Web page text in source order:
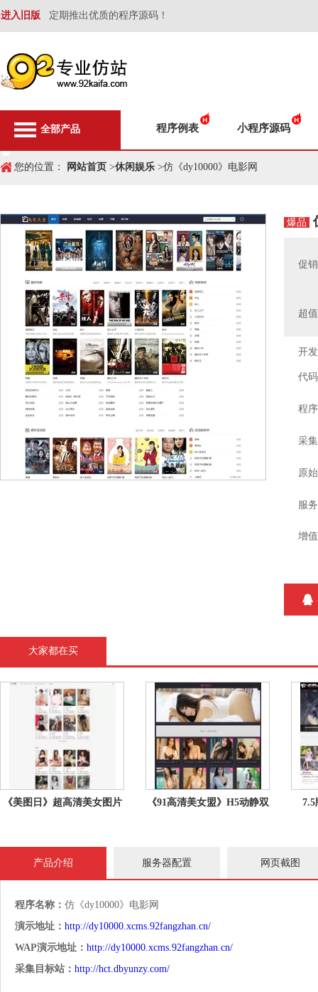
进入旧版 定期推出优质的程序源码！
全部产品 程序例表 小程序源码
您的位置： 网站首页 >休闲娱乐 >仿《dy10000》电影网
爆品
促
超
开
代
程
采
原
服
增
大家都在买
《美图日》超高清美女图片
《91高清美女盟》H5动静双
7.5
产品介绍 服务器配置 网页截图
程序名称： 仿《dy10000》电影网
演示地址： http://dy10000.xcms.92fangzhan.cn/
WAP演示地址： http://dy10000.xcms.92fangzhan.cn/
采集目标站： http://hct.dbyunzy.com/